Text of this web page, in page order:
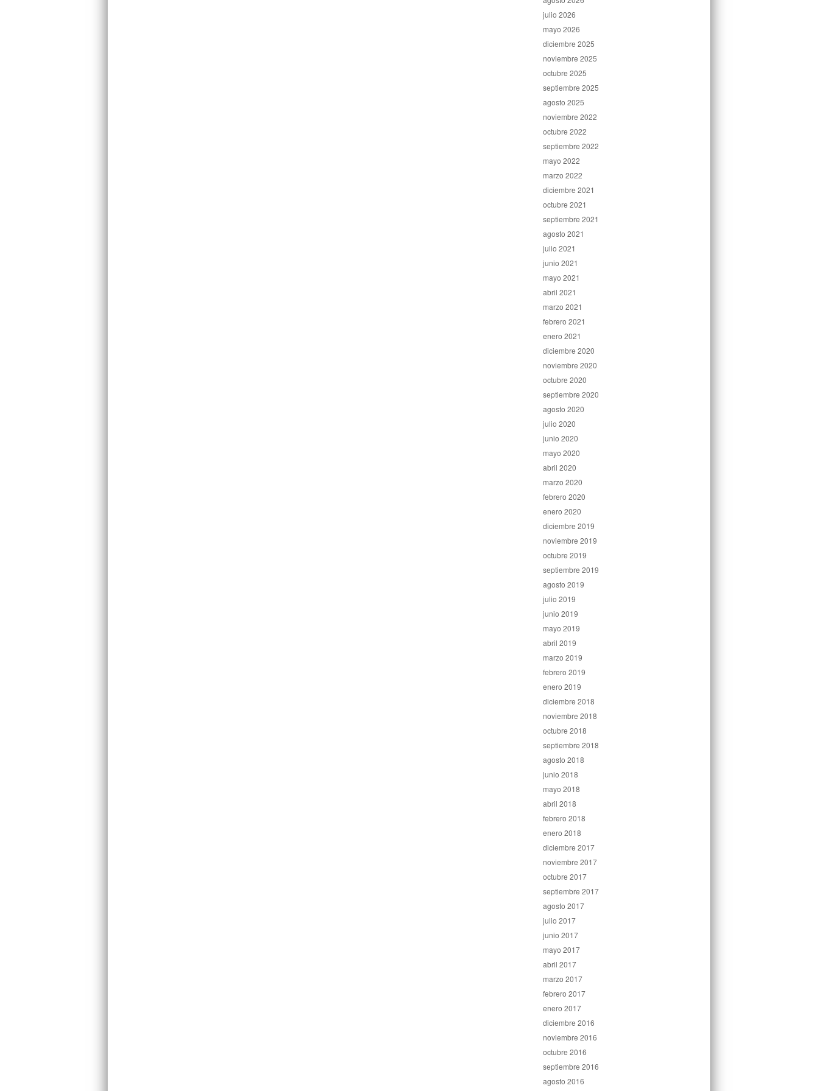
julio 2026
mayo 2026
diciembre 2025
noviembre 2025
octubre 2025
septiembre 2025
agosto 2025
noviembre 2022
octubre 2022
septiembre 2022
mayo 2022
marzo 2022
diciembre 2021
octubre 2021
septiembre 2021
agosto 2021
julio 2021
junio 2021
mayo 2021
abril 2021
marzo 2021
febrero 2021
enero 2021
diciembre 2020
noviembre 2020
octubre 2020
septiembre 2020
agosto 2020
julio 2020
junio 2020
mayo 2020
abril 2020
marzo 2020
febrero 2020
enero 2020
diciembre 2019
noviembre 2019
octubre 2019
septiembre 2019
agosto 2019
julio 2019
junio 2019
mayo 2019
abril 2019
marzo 2019
febrero 2019
enero 2019
diciembre 2018
noviembre 2018
octubre 2018
septiembre 2018
agosto 2018
junio 2018
mayo 2018
abril 2018
febrero 2018
enero 2018
diciembre 2017
noviembre 2017
octubre 2017
septiembre 2017
agosto 2017
julio 2017
junio 2017
mayo 2017
abril 2017
marzo 2017
febrero 2017
enero 2017
diciembre 2016
noviembre 2016
octubre 2016
septiembre 2016
agosto 2016